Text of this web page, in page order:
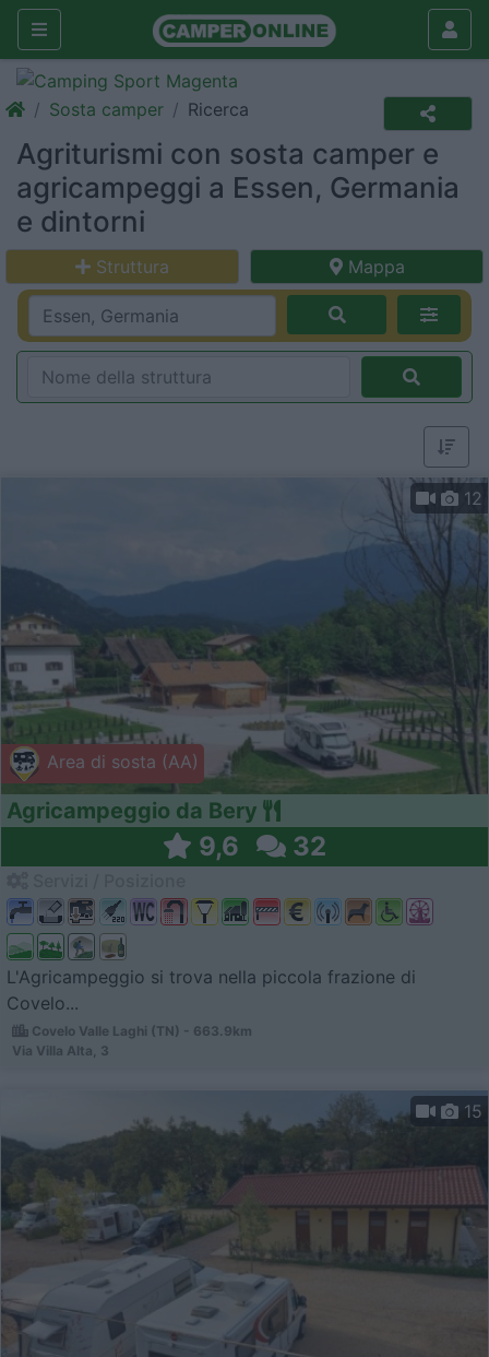
Sosta camper Ricerca
Agriturismi con sosta camper e
agricampeggi a Essen, Germania
e dintorni
Struttura Mappa
Area di sosta (AA)
12
Agricampeggio da Bery
9,6 32
L'Agricampeggio si trova nella piccola frazione di
Covelo...
Covelo Valle Laghi (TN) - 663.9km
Via Villa Alta, 3
15